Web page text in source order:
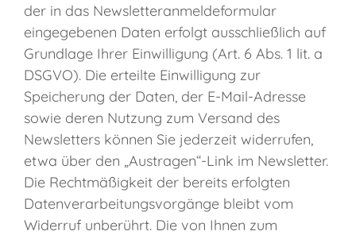
der in das Newsletteranmeldeformular
eingegebenen Daten erfolgt ausschließlich auf
Grundlage Ihrer Einwilligung (Art. 6 Abs. 1 lit. a
DSGVO). Die erteilte Einwilligung zur
Speicherung der Daten, der E-Mail-Adresse
sowie deren Nutzung zum Versand des
Newsletters können Sie jederzeit widerrufen,
etwa über den „Austragen“-Link im Newsletter.
Die Rechtmäßigkeit der bereits erfolgten
Datenverarbeitungsvorgänge bleibt vom
Widerruf unberührt. Die von Ihnen zum